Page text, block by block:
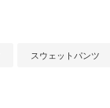
スウェットパンツ